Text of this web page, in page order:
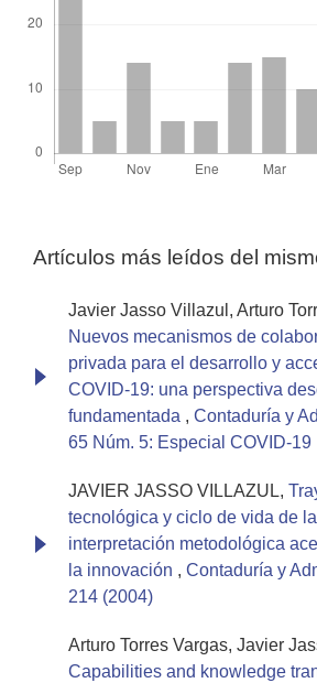
Artículos más leídos del
Javier Jasso Villazul, Arturo
Nuevos mecanismos de
privada para el desarrollo y
COVID-19: una perspectiva
fundamentada , Contaduría y
65 Núm. 5: Especial COVID-19
JAVIER JASSO VILLAZUL,
tecnológica y ciclo de vida de
interpretación metodológica
la innovación , Contaduría y
214 (2004)
Arturo Torres Vargas, Javier
Capabilities and knowledge